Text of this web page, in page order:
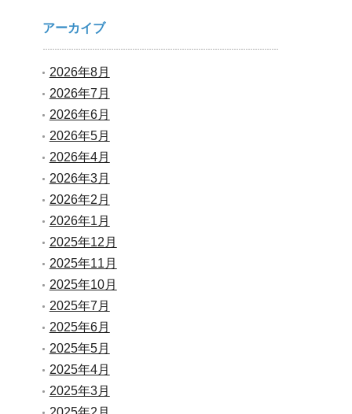
アーカイブ
2026年8月
2026年7月
2026年6月
2026年5月
2026年4月
2026年3月
2026年2月
2026年1月
2025年12月
2025年11月
2025年10月
2025年7月
2025年6月
2025年5月
2025年4月
2025年3月